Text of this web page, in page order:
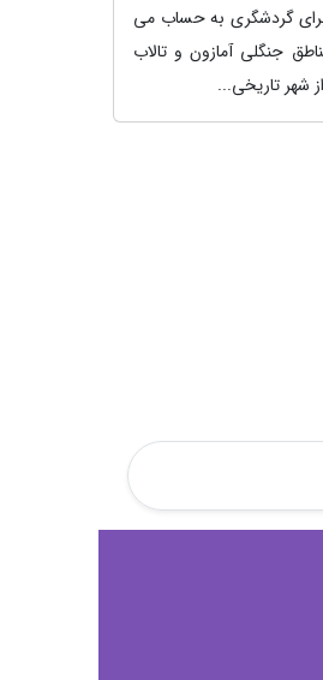
گردشگری به حساب می
جنگلی آمازون و تالاب
از شهر تاریخی...